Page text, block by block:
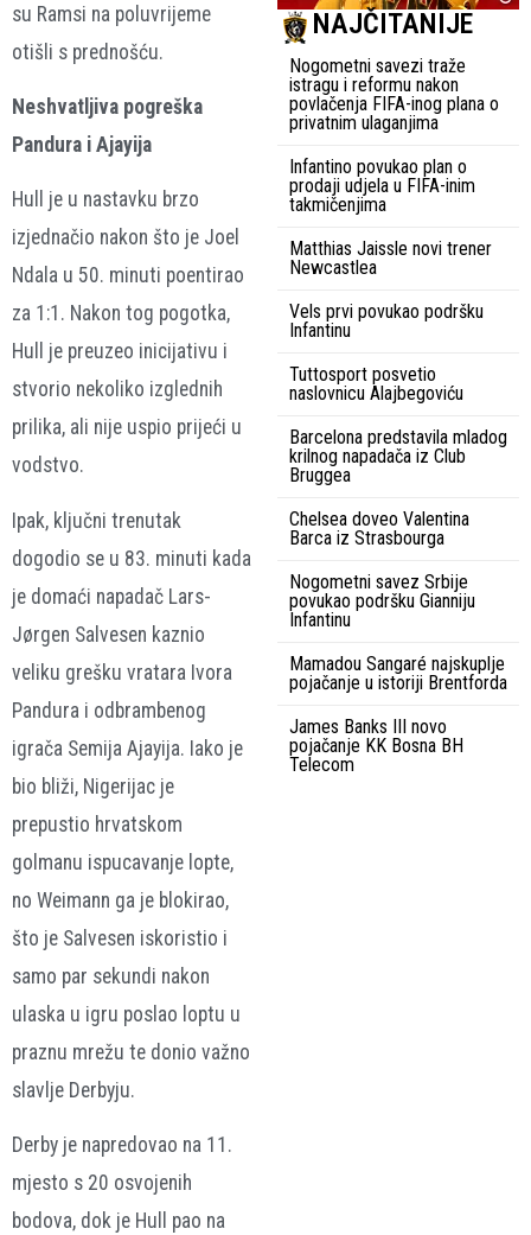
su Ramsi na poluvrijeme
otišli s prednošću.
Neshvatljiva pogreška
Pandura i Ajayija
Hull je u nastavku brzo
izjednačio nakon što je Joel
Ndala u 50. minuti poentirao
za 1:1. Nakon tog pogotka,
Hull je preuzeo inicijativu i
stvorio nekoliko izglednih
prilika, ali nije uspio prijeći u
vodstvo.
Ipak, ključni trenutak
dogodio se u 83. minuti kada
je domaći napadač Lars-
Jørgen Salvesen kaznio
veliku grešku vratara Ivora
Pandura i odbrambenog
igrača Semija Ajayija. Iako je
bio bliži, Nigerijac je
prepustio hrvatskom
golmanu ispucavanje lopte,
no Weimann ga je blokirao,
što je Salvesen iskoristio i
samo par sekundi nakon
ulaska u igru poslao loptu u
praznu mrežu te donio važno
slavlje Derbyju.
Derby je napredovao na 11.
mjesto s 20 osvojenih
bodova, dok je Hull pao na
NAJČITANIJE
Nogometni savezi traže
istragu i reformu nakon
povlačenja FIFA-inog plana o
privatnim ulaganjima
Infantino povukao plan o
prodaji udjela u FIFA-inim
takmičenjima
Matthias Jaissle novi trener
Newcastlea
Vels prvi povukao podršku
Infantinu
Tuttosport posvetio
naslovnicu Alajbegoviću
Barcelona predstavila mladog
krilnog napadača iz Club
Bruggea
Chelsea doveo Valentina
Barca iz Strasbourga
Nogometni savez Srbije
povukao podršku Gianniju
Infantinu
Mamadou Sangaré najskuplje
pojačanje u istoriji Brentforda
James Banks III novo
pojačanje KK Bosna BH
Telecom